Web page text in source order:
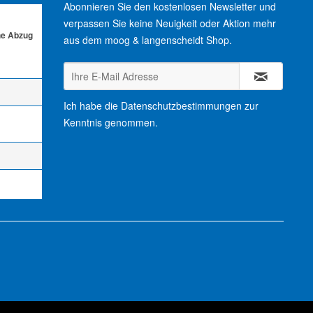
Abzug
Abonnieren Sie den kostenlosen Newsletter und
verpassen Sie keine Neuigkeit oder Aktion mehr
aus dem moog & langenscheidt Shop.
Ich habe die Datenschutzbestimmungen zur
Kenntnis genommen.